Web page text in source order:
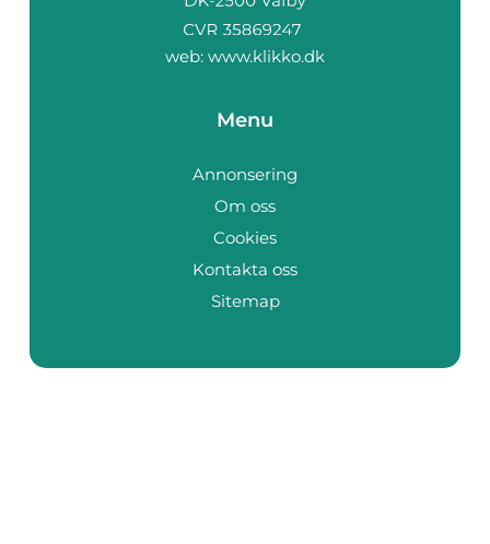
web: www.klikko.dk
Menu
Annonsering
Om oss
Cookies
Kontakta oss
Sitemap